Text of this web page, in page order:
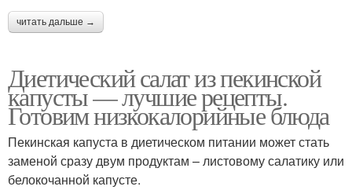
читать дальше →
Диетический салат из пекинской
капусты — лучшие рецепты.
Готовим низкокалорийные блюда
Пекинская капуста в диетическом питании может стать
заменой сразу двум продуктам – листовому салатику или
белокочанной капусте.